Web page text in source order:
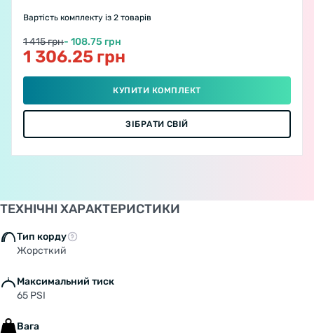
Вартість комплекту із 2 товарів
1 415 грн- 108.75 грн
1 306.25 грн
КУПИТИ КОМПЛЕКТ
ЗІБРАТИ СВІЙ
ТЕХНІЧНІ ХАРАКТЕРИСТИКИ
Тип корду
Жорсткий
Максимальний тиск
65 PSI
Вага